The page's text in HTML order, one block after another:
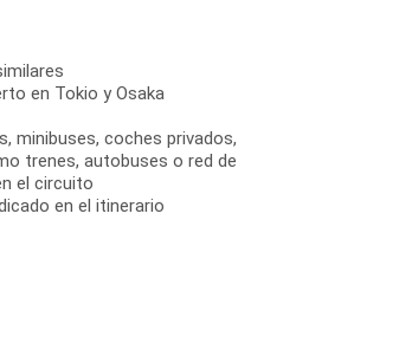
en Tokio y Osaka
minibuses, coches privados,
trenes, autobuses o red de
el circuito
en el itinerario